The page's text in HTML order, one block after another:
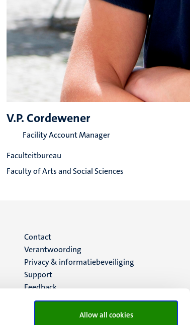
Allow all cookies
V.P. Cordewener
Facility Account Manager
Faculteitbureau
Faculty of Arts and Social Sciences
Menu
footer
(NL)
Contact
Verantwoording
Privacy & informatiebeveiliging
Support
Feedback